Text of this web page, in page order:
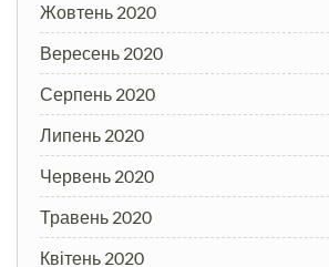
Жовтень 2020
Вересень 2020
Серпень 2020
Липень 2020
Червень 2020
Травень 2020
Квітень 2020